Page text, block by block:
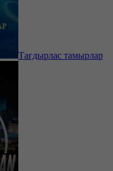
Тағдырлас тамырлар